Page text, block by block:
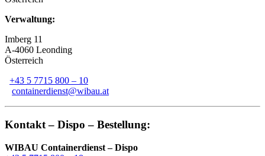
Verwaltung:
Imberg 11
A-4060 Leonding
Österreich
+43 5 7715 800 – 10
containerdienst@wibau.at
Kontakt – Dispo – Bestellung:
WIBAU Containerdienst – Dispo